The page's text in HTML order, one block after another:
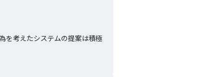
を考えたシステムの提案は積極